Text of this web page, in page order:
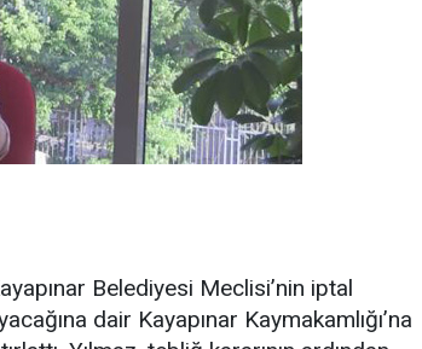
Belediyesi Meclisi’nin iptal
dair Kayapınar Kaymakamlığı’na